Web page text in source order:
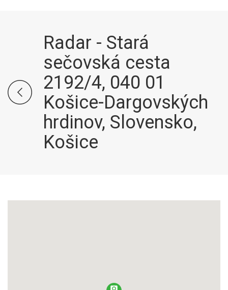
Radar - Stará
sečovská cesta
2192/4, 040 01
Košice-Dargovských
hrdinov, Slovensko,
Košice